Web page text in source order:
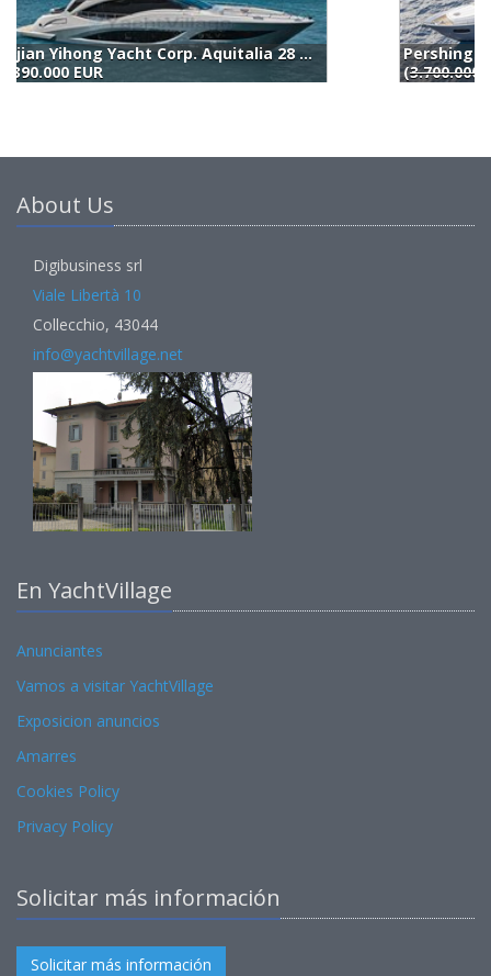
Pershing 82 Vhp (2018)
About Us
Digibusiness srl
Viale Libertà 10
Collecchio, 43044
info@yachtvillage.net
En YachtVillage
Anunciantes
Vamos a visitar YachtVillage
Exposicion anuncios
Amarres
Cookies Policy
Privacy Policy
Solicitar más información
Solicitar más información